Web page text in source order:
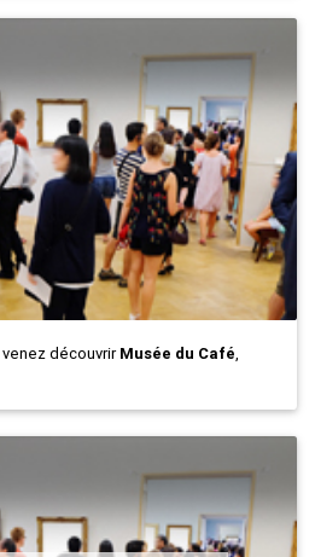
venez découvrirMusée du Café,